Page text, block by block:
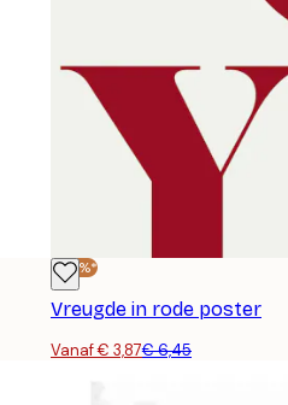
-40%*
Vreugde in rode poster
Vanaf € 3,87€ 6,45